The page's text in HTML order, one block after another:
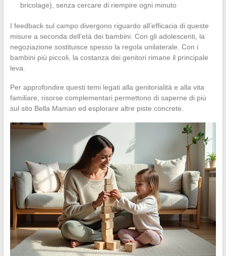
bricolage), senza cercare di riempire ogni minuto
I feedback sul campo divergono riguardo all’efficacia di queste
misure a seconda dell’età dei bambini. Con gli adolescenti, la
negoziazione sostituisce spesso la regola unilaterale. Con i
bambini più piccoli, la costanza dei genitori rimane il principale
leva.
Per approfondire questi temi legati alla genitorialità e alla vita
familiare, risorse complementari permettono di saperne di più
sul sito Bella Maman ed esplorare altre piste concrete.